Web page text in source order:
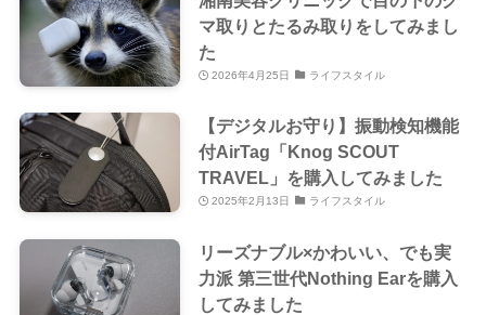
マ取りとたるみ取りをしてみまし
た
2026年4月25日 ライフスタイル
【デジタルお守り】振動検知機能
付AirTag「Knog SCOUT
TRAVEL」を購入してみました
2025年2月13日 ライフスタイル
リーズナブル×かわいい、でも実
力派 第三世代Nothing Earを購入
してみました